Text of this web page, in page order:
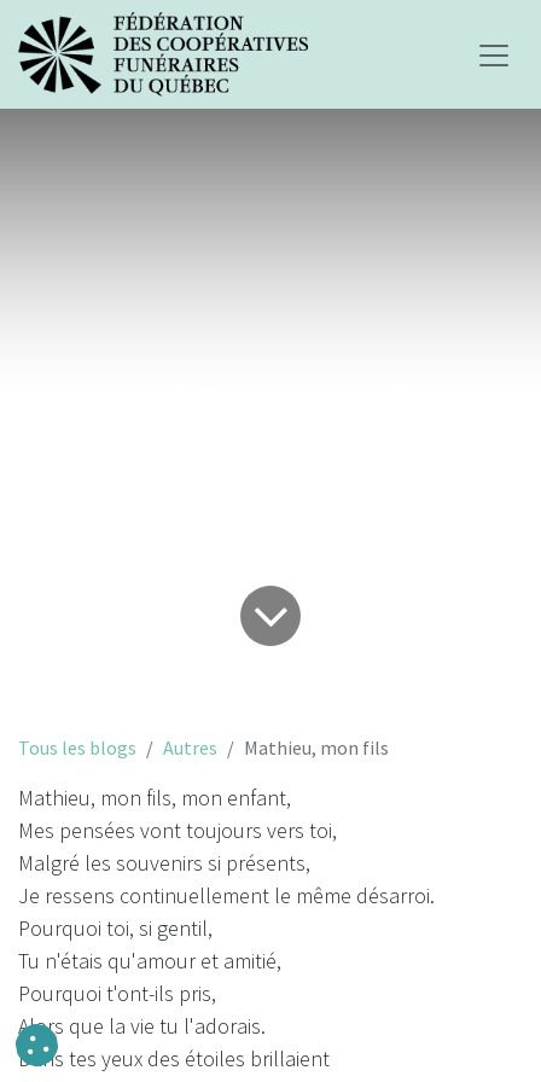
Tous les blogs Autres Mathieu, mon fils
Mathieu, mon fils, mon enfant,
Mes pensées vont toujours vers toi,
Malgré les souvenirs si présents,
Je ressens continuellement le même désarroi.
Pourquoi toi, si gentil,
Tu n'étais qu'amour et amitié,
Pourquoi t'ont-ils pris,
Alors que la vie tu l'adorais.
Dans tes yeux des étoiles brillaient